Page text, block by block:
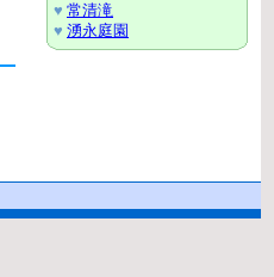
♥ 常清滝
♥ 湧永庭園